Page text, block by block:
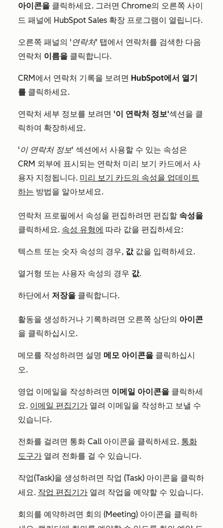
아이콘을 클릭하세요. 그러면 Chrome의 오른쪽 사이
드 패널에 HubSpot Sales 확장 프로그램이 열립니다.
오른쪽 패널의 '연락처' 탭에서 연락처를 검색한 다음
연락처 이름을 클릭합니다.
CRM에서 연락처 기록을 보려면 HubSpot에서 열기
를 클릭하세요.
연락처 세부 정보를 보려면 '이 연락처 정보'섹션을 클
릭하여 확장하세요.
'이 연락처 정보' 섹션에서 사용할 수 있는 속성은
CRM 외부에 표시되는 연락처 미리 보기 카드에서 사
용자 지정됩니다. 미리 보기 카드의 속성을 업데이트
하는 방법을 알아보세요.
연락처 프로필에서 속성을 편집하려면 편집할 속성을
클릭하세요. 속성 유형에 따라 값을 편집하세요:
텍스트 또는 숫자 속성의 경우, 값 값을 입력하세요.
열거형 또는 사용자 속성의 경우 값.
하단에서 저장을 클릭합니다.
활동을 생성하거나 기록하려면 오른쪽 상단의 아이콘
을 클릭하십시오.
메모를 작성하려면 설명 메모 아이콘을 클릭하십시
오.
영업 이메일을 작성하려면 이메일 아이콘을 클릭하세
요. 이메일 편집기가 열려 이메일을 작성하고 보낼 수
있습니다.
전화를 걸려면 통화 Call 아이콘을 클릭하세요. 통화
도구가 열려 전화를 걸 수 있습니다.
작업(Task)을 생성하려면 작업 (Task) 아이콘을 클릭하
세요. 작업 편집기가 열려 작업을 예약할 수 있습니다.
회의를 예약하려면 회의 (Meeting) 아이콘을 클릭하